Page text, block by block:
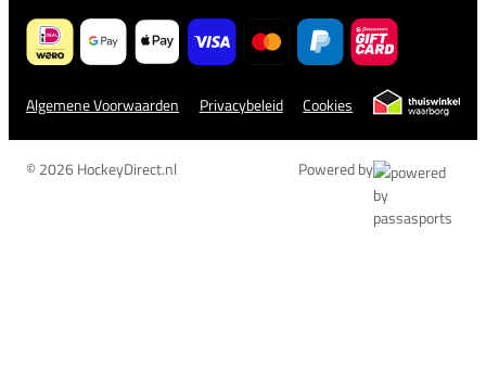
Algemene Voorwaarden Privacybeleid Cookies
© 2026 HockeyDirect.nl Powered by